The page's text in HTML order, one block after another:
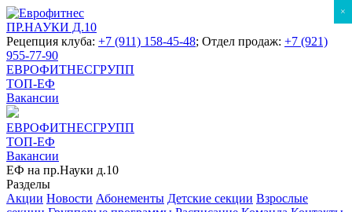
ПР.НАУКИ Д.10
Рецепция клуба: +7 (911) 158-45-48; Отдел продаж: +7 (921)
955-77-90
ЕВРОФИТНЕСГРУПП
ТОП-ЕФ
Вакансии
ЕВРОФИТНЕСГРУПП
ТОП-ЕФ
Вакансии
ЕФ на пр.Науки д.10
Разделы
Акции Новости Абонементы Детские секции Взрослые
×